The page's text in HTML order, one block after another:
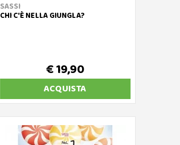
SASSI
CHI C'È NELLA GIUNGLA?
€ 19,90
ACQUISTA